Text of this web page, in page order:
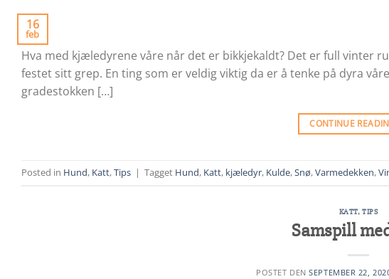
16
feb
Hva med kjæledyrene våre når det er bikkjekaldt? Det er full vinter
festet sitt grep. En ting som er veldig viktig da er å tenke på dyra
gradestokken […]
CONTINUE
Posted in Hund, Katt,Tips | Tagget Hund, Katt, kjæledyr, Kulde,Snø,Varmedekken,
KATT,TIPS
Samspill
POSTET DENSEPTEMBER 22,